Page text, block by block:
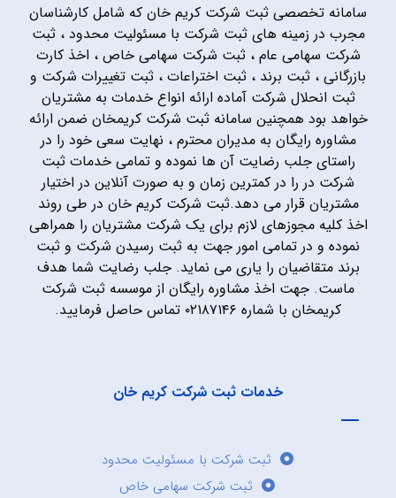
سامانه تخصصی ثبت شرکت کریم خان که شامل کارشناسان
مجرب در زمینه های ثبت شرکت با مسئولیت محدود ، ثبت
شرکت سهامی عام ، ثبت شرکت سهامی خاص ، اخذ کارت
بازرگانی ، ثبت برند ، ثبت اختراعات ، ثبت تغییرات شرکت و
ثبت انحلال شرکت آماده ارائه انواع خدمات به مشتریان
خواهد بود همچنین سامانه ثبت شرکت کریمخان ضمن ارائه
مشاوره رایگان به مدیران محترم ، نهایت سعی خود را در
راستای جلب رضایت آن ها نموده و تمامی خدمات ثبت
شرکت در را در کمترین زمان و به صورت آنلاین در اختیار
مشتریان قرار می دهد.ثبت شرکت کریم خان در طی روند
اخذ کلیه مجوزهای لازم برای یک شرکت مشتریان را همراهی
نموده و در تمامی امور جهت به ثبت رسیدن شرکت و ثبت
برند متقاضیان را یاری می نماید. جلب رضایت شما هدف
ماست. جهت اخذ مشاوره رایگان از موسسه ثبت شرکت
کریمخان با شماره ۰۲۱۸۷۱۴۶ تماس حاصل فرمایید.
خدمات ثبت شرکت کریم خان
ثبت شرکت با مسئولیت محدود
ثبت شرکت سهامی خاص